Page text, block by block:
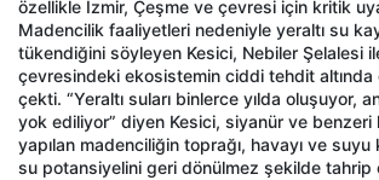
özellikle İzmir, Çeşme ve çevresi için kritik
Madencilik faaliyetleri nedeniyle yeraltı su
tükendiğini söyleyen Kesici, Nebiler Şelalesi
çevresindeki ekosistemin ciddi tehdit
çekti. “Yeraltı suları binlerce yılda oluşuyor,
yok ediliyor” diyen Kesici, siyanür ve benzeri
yapılan madenciliğin toprağı, havayı ve
su potansiyelini geri dönülmez şekilde tahrip